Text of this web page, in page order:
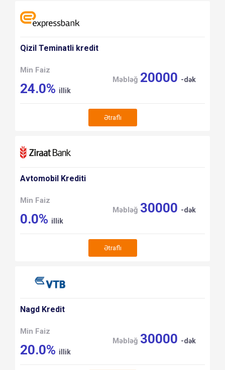
Qizil Teminatli kredit
Min Faiz
24.0% illik
Məbləğ 20000 -dək
Ətraflı
Avtomobil Krediti
Min Faiz
0.0% illik
Məbləğ 30000 -dək
Ətraflı
Nagd Kredit
Min Faiz
20.0% illik
Məbləğ 30000 -dək